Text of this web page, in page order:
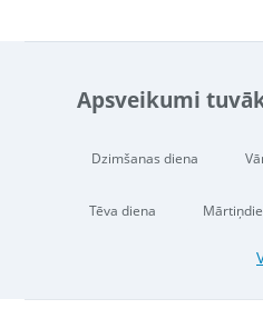
Apsveikumi
Dzimšanas diena
Tēva diena